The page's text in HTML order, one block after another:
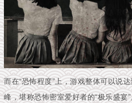
而在“恐怖程度”上，游戏整体可以说
峰，堪称恐怖密室爱好者的“极乐盛宴